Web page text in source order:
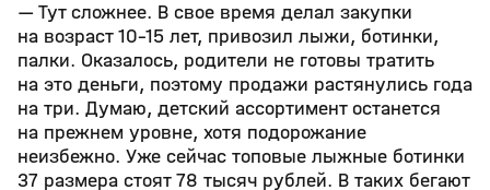
— Тут сложнее. В свое время делал закупки
на возраст 10-15 лет, привозил лыжи, ботинки,
палки. Оказалось, родители не готовы тратить
на это деньги, поэтому продажи растянулись года
на три. Думаю, детский ассортимент останется
на прежнем уровне, хотя подорожание
неизбежно. Уже сейчас топовые лыжные ботинки
37 размера стоят 78 тысяч рублей. В таких бегают